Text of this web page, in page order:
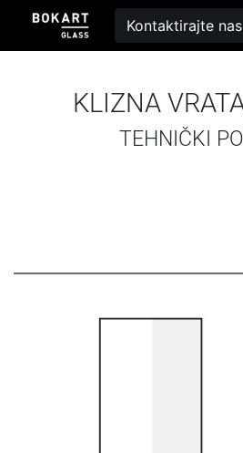
Kontaktirajte nas
KLIZNA
TEHNIČKI